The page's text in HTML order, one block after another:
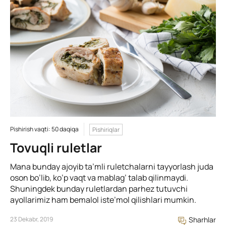
Pishirish vaqti: 50 daqiqa Pishiriqlar
Tovuqli ruletlar
Mana bunday ajoyib ta’mli ruletchalarni tayyorlash juda
oson bo’lib, ko’p vaqt va mablag’ talab qilinmaydi.
Shuningdek bunday ruletlardan parhez tutuvchi
ayollarimiz ham bemalol iste’mol qilishlari mumkin.
23 Dekabr, 2019 Sharhlar